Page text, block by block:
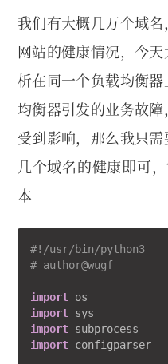
我们有大概几万个域
网站的健康情况，今
析在同一个负载均衡
均衡器引发的业务故
受到影响，那么我只
几个域名的健康即可
本
#!/usr/bin/python3
# author@wugf
import
import
import
import configparser